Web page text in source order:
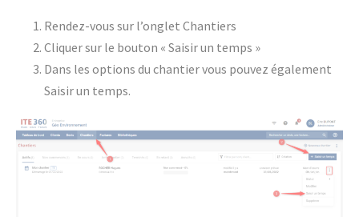
Rendez-vous sur l’onglet Chantiers
Cliquer sur le bouton « Saisir un temps »
Dans les options du chantier vous pouvez également
Saisir un temps.